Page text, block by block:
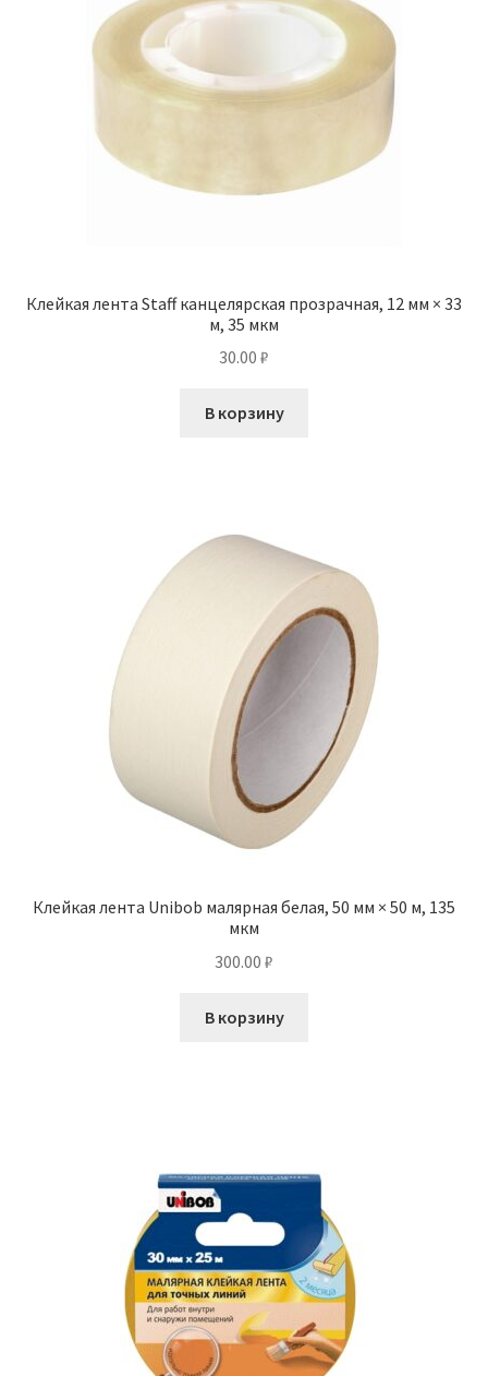
Клейкая лента Staff канцелярская прозрачная, 12 мм × 33
м, 35 мкм
30.00 ₽
В корзину
Клейкая лента Unibob малярная белая, 50 мм × 50 м, 135
мкм
300.00 ₽
В корзину